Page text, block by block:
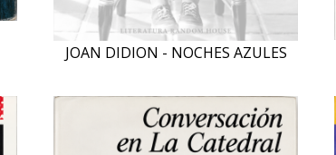
JOAN DIDION - NOCHES AZULES